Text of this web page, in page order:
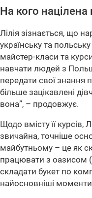
На кого
Лілія зізнається, що
українську та
майстер-класи та
навчати людей з
передати свої знання
більше зацікавлені
вона”, – продовжує.
Щодо вмісту її курсів,
звичайна, точніше
майбутньому – це як
працювати з оазисом
складати букет по
найосновніші